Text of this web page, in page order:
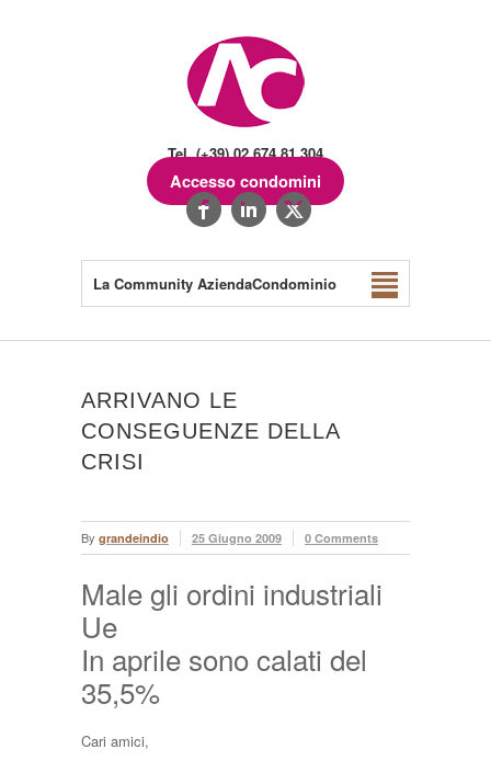
Tel. (+39) 02.674.81.304
Accesso condomini
La Community AziendaCondominio
ARRIVANO LE
CONSEGUENZE DELLA
CRISI
By grandeindio 25 Giugno 2009 0 Comments
Male gli ordini industriali
Ue
In aprile sono calati del
35,5%
Cari amici,